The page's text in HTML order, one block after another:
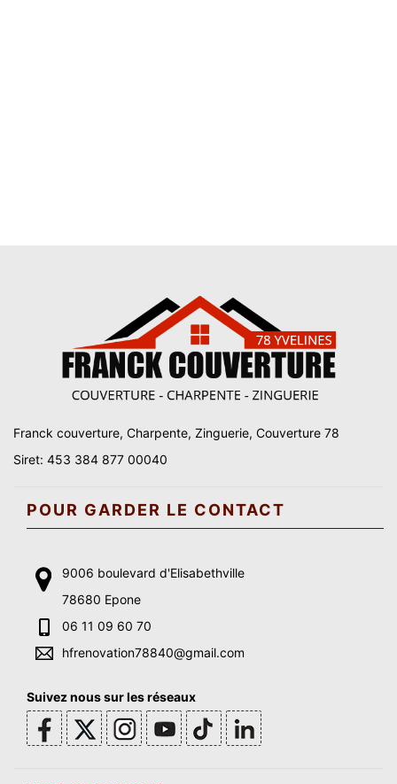
Franck couverture, Charpente, Zinguerie, Couverture 78
Siret: 453 384 877 00040
POUR GARDER LE CONTACT
9006 boulevard d'Elisabethville
78680 Epone
06 11 09 60 70
hfrenovation78840@gmail.com
Suivez nous sur les réseaux